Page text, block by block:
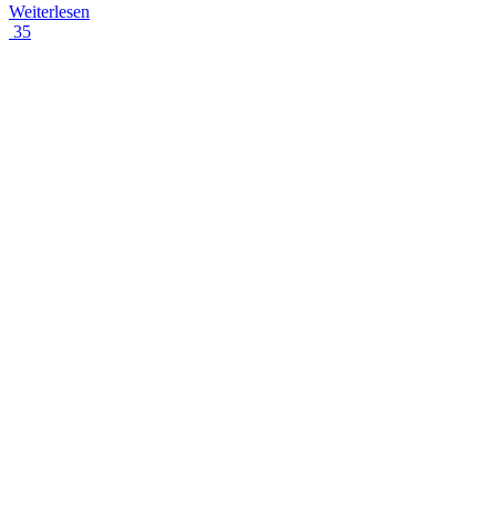
Weiterlesen
35